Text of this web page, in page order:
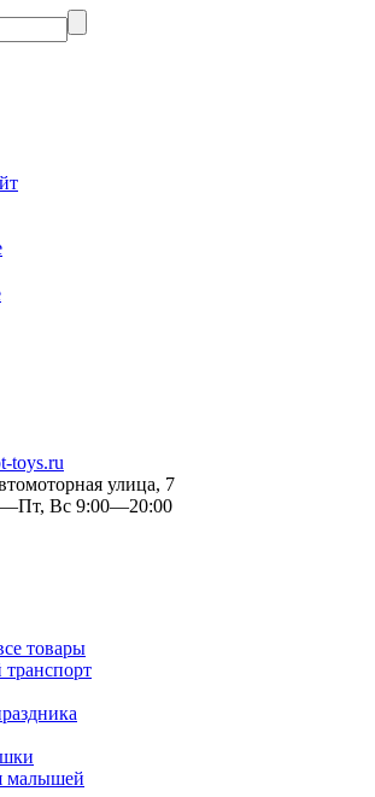
toys.ru
улица, 7
Вс 9:00—20:00
товары
малышей